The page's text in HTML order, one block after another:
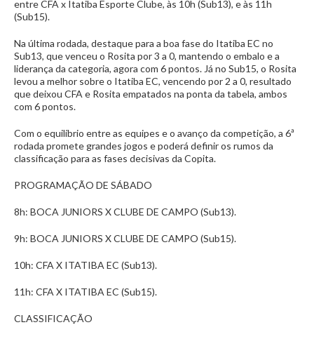
entre CFA x Itatiba Esporte Clube, às 10h (Sub13), e às 11h
(Sub15).
Na última rodada, destaque para a boa fase do Itatiba EC no
Sub13, que venceu o Rosita por 3 a 0, mantendo o embalo e a
liderança da categoria, agora com 6 pontos. Já no Sub15, o Rosita
levou a melhor sobre o Itatiba EC, vencendo por 2 a 0, resultado
que deixou CFA e Rosita empatados na ponta da tabela, ambos
com 6 pontos.
Com o equilíbrio entre as equipes e o avanço da competição, a 6ª
rodada promete grandes jogos e poderá definir os rumos da
classificação para as fases decisivas da Copita.
PROGRAMAÇÃO DE SÁBADO
8h: BOCA JUNIORS X CLUBE DE CAMPO (Sub13).
9h: BOCA JUNIORS X CLUBE DE CAMPO (Sub15).
10h: CFA X ITATIBA EC (Sub13).
11h: CFA X ITATIBA EC (Sub15).
CLASSIFICAÇÃO